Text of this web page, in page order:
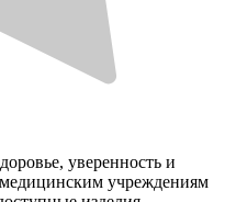
уверенность и
учреждениям